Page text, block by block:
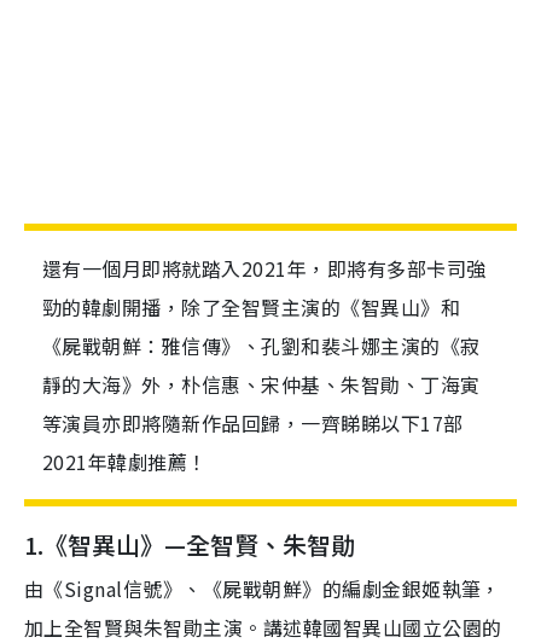
還有一個月即將就踏入2021年，即將有多部卡司強
勁的韓劇開播，除了全智賢主演的《智異山》和
《屍戰朝鮮：雅信傳》、孔劉和裴斗娜主演的《寂
靜的大海》外，朴信惠、宋仲基、朱智勛、丁海寅
等演員亦即將隨新作品回歸，一齊睇睇以下17部
2021年韓劇推薦！
1.《智異山》—全智賢、朱智勛
由《Signal信號》、《屍戰朝鮮》的編劇金銀姬執筆，
加上全智賢與朱智勛主演。講述韓國智異山國立公園的